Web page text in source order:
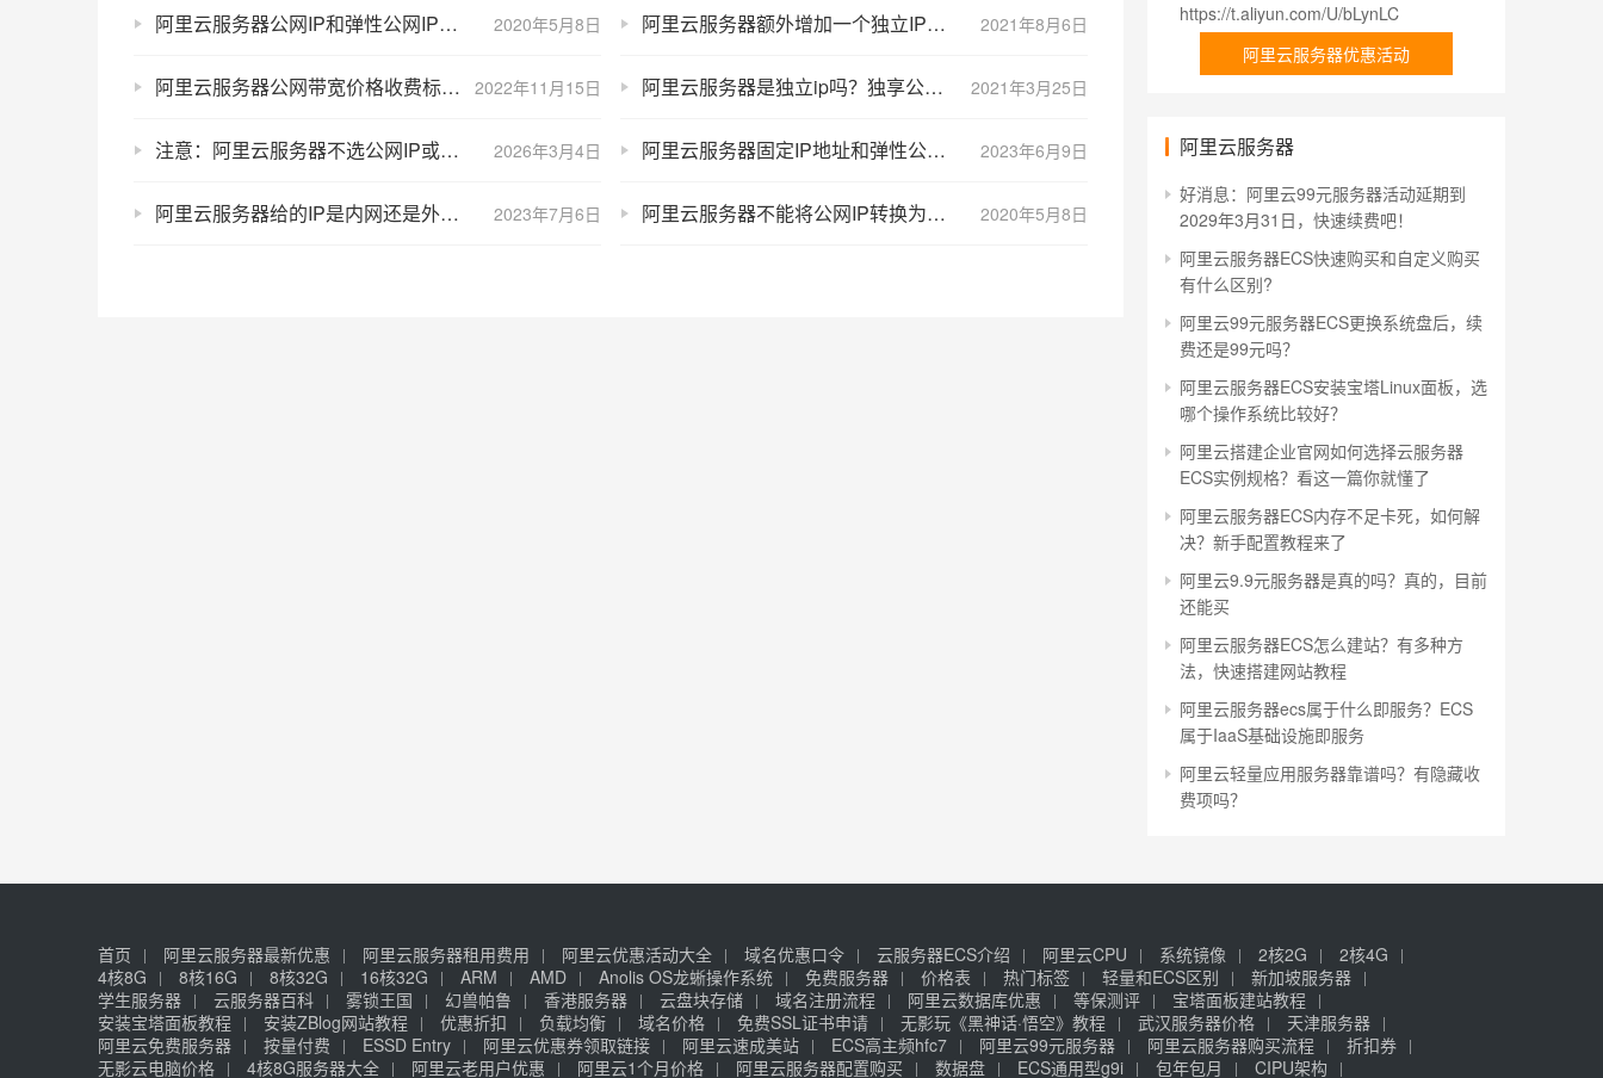
2020年5月8日
阿里云服务器公网IP和弹性公网IP（EIP）区别及优势对比 2021年8月6日
阿里云服务器额外增加一个独立IP地址如何收费？
2022年11月15日
阿里云服务器公网带宽价格收费标准（按固定带宽/使用流量） 2021年3月25日
阿里云服务器是独立ip吗？独享公网IP地址
2026年3月4日
注意：阿里云服务器不选公网IP或0M带宽，是不能访问公网的 2023年6月9日
阿里云服务器固定IP地址和弹性公网EIP有什么区别？
2023年7月6日
阿里云服务器给的IP是内网还是外网？ 2020年5月8日
阿里云服务器不能将公网IP转换为弹性公网IP的解决方法
https://t.aliyun.com/U/bLynLC
阿里云服务器优惠活动
阿里云服务器
好消息：阿里云99元服务器活动延期到
2029年3月31日，快速续费吧！
阿里云服务器ECS快速购买和自定义购买
有什么区别?
阿里云99元服务器ECS更换系统盘后，续
费还是99元吗？
阿里云服务器ECS安装宝塔Linux面板，选
哪个操作系统比较好？
阿里云搭建企业官网如何选择云服务器
ECS实例规格？看这一篇你就懂了
阿里云服务器ECS内存不足卡死，如何解
决？新手配置教程来了
阿里云9.9元服务器是真的吗？真的，目前
还能买
阿里云服务器ECS怎么建站？有多种方
法，快速搭建网站教程
阿里云服务器ecs属于什么即服务？ECS
属于IaaS基础设施即服务
阿里云轻量应用服务器靠谱吗？有隐藏收
费项吗？
首页 阿里云服务器最新优惠 阿里云服务器租用费用 阿里云优惠活动大全 域名优惠口令 云服务器ECS介绍 阿里云CPU 系统镜像 2核2G
2核4G
4核8G
8核16G 8核32G 16核32G ARM AMD Anolis OS龙蜥操作系统 免费服务器 价格表 热门标签 轻量和ECS区别
新加坡服务器
学生服务器
云服务器百科 雾锁王国 幻兽帕鲁 香港服务器 云盘块存储 域名注册流程 阿里云数据库优惠 等保测评
宝塔面板建站教程
安装宝塔面板教程
安装ZBlog网站教程 优惠折扣 负载均衡 域名价格 免费SSL证书申请 无影玩《黑神话·悟空》教程 武汉服务器价格
天津服务器
阿里云免费服务器
按量付费 ESSD Entry 阿里云优惠券领取链接 阿里云速成美站 ECS高主频hfc7 阿里云99元服务器 阿里云服务器购买流程
折扣券
无影云电脑价格
4核8G服务器大全 阿里云老用户优惠 阿里云1个月价格 阿里云服务器配置购买 数据盘 ECS通用型g9i 包年包月 CIPU架构